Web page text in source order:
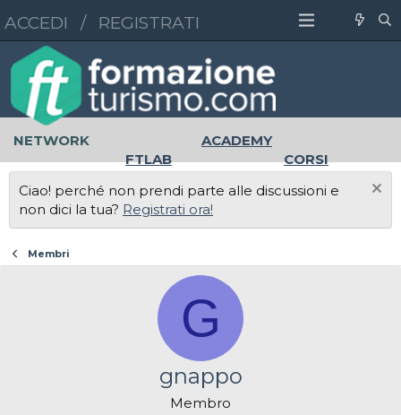
ACCEDI / REGISTRATI
NETWORK
ACADEMY
FTLAB
CORSI
LAVORO
Ciao! perché non prendi parte alle discussioni e
non dici la tua? Registrati ora!
Membri
G
gnappo
Membro